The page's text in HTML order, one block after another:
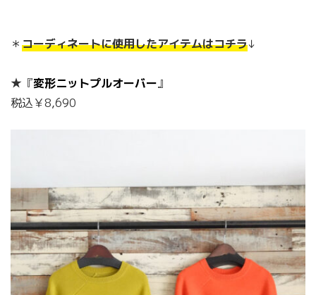
＊コーディネートに使用したアイテムはコチラ↓
★『変形ニットプルオーバー』
税込￥8,690